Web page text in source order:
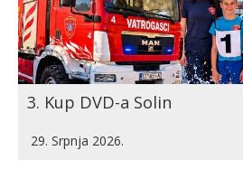
3. Kup DVD-a Solin
29. Srpnja 2026.